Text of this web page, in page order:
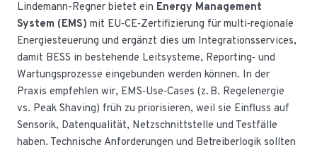
Lindemann-Regner bietet ein Energy Management
System (EMS) mit EU‑CE‑Zertifizierung für multi‑regionale
Energiesteuerung und ergänzt dies um Integrationsservices,
damit BESS in bestehende Leitsysteme, Reporting‑ und
Wartungsprozesse eingebunden werden können. In der
Praxis empfehlen wir, EMS‑Use‑Cases (z. B. Regelenergie
vs. Peak Shaving) früh zu priorisieren, weil sie Einfluss auf
Sensorik, Datenqualität, Netzschnittstelle und Testfälle
haben. Technische Anforderungen und Betreiberlogik sollten